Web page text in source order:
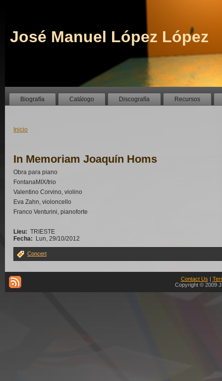
José Manuel López López
Biografía Catálogo Discografía Recursos
Inicio
In Memoriam Joaquín Homs
Obra para piano
FontanaMIX/trio
Valentino Corvino, violino
Eva Zahn, violoncello
Franco Venturini, pianoforte
Lieu: TRIESTE
Fecha: Lun, 29/10/2012
Concert
Contact Us |
Copyright © 2009